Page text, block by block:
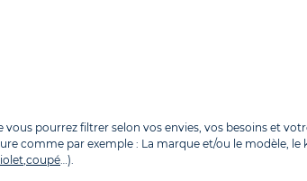
pourrez filtrer selon vos envies, vos besoins et
comme par exemple : La marque et/ou le modèle, le
coupé …).